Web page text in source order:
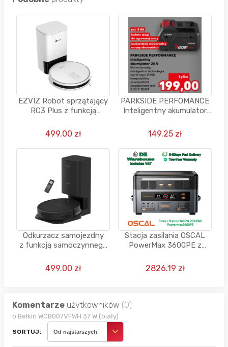
EZVIZ Robot sprzątający
RC3 Plus z funkcją
opróżniania pojemnika
499.00 zł
PARKSIDE PERFOMANCE
Inteligentny akumulator
zakupie 2 sztuk)
149.25 zł
Odkurzacz samojezdny
z funkcją samoczynnego
min 270 ml + 3 L
499.00 zł
Stacja zasilania OSCAL
PowerMax 3600PE z
2826.19 zł
Komentarze użytkowników (0)
o Belkin WCB007VFWH 37 W (biały)
SORTUJ: Od najstarszych